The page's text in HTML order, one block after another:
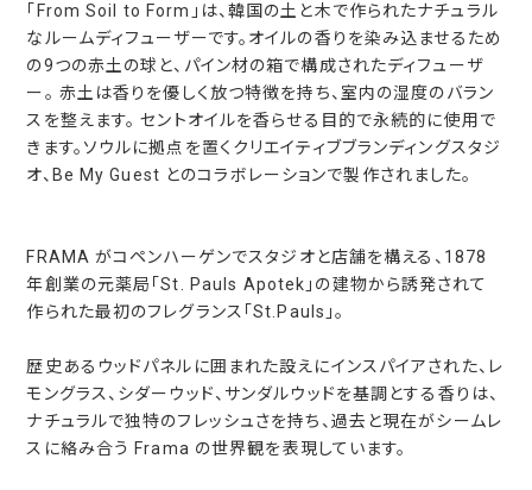
「From Soil to Form」は、韓国の土と木で作られたナチュラル
なルームディフューザーです。オイルの香りを染み込ませるため
の9つの赤土の球と、パイン材の箱で構成されたディフューザ
ー。 赤土は香りを優しく放つ特徴を持ち、室内の湿度のバラン
スを整えます。 セントオイルを香らせる目的で永続的に使用で
きます。ソウルに拠点を置くクリエイティブブランディングスタジ
オ、Be My Guest とのコラボレーションで製作されました。
FRAMA がコペンハーゲンでスタジオと店舗を構える、1878
年創業の元薬局「St. Pauls Apotek」の建物から誘発されて
作られた最初のフレグランス「St.Pauls」。
歴史あるウッドパネルに囲まれた設えにインスパイアされた、レ
モングラス、シダーウッド、サンダルウッドを基調とする香りは、
ナチュラルで独特のフレッシュさを持ち、過去と現在がシームレ
スに絡み合う Frama の世界観を表現しています。